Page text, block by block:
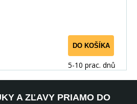
DO KOŠÍKA
5-10 prac. dnů
A ZĽAVY PRIAMO DO